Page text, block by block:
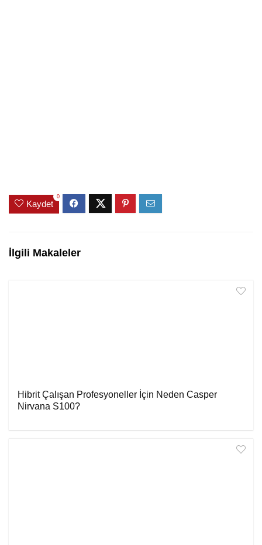
Kaydet
0
İlgili Makaleler
Hibrit Çalışan Profesyoneller İçin Neden Casper
Nirvana S100?